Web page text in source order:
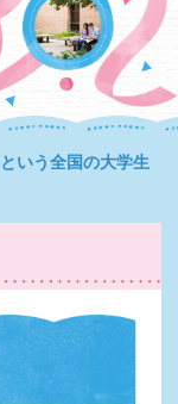
いう全国の大学生